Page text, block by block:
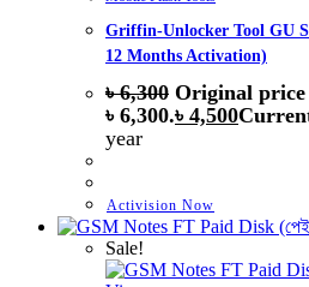
Griffin-Unlocker Tool GU
12 Months Activation)
৳6,300 Original price
৳ 6,300.৳ 4,500
year
Activision Now
Sale!